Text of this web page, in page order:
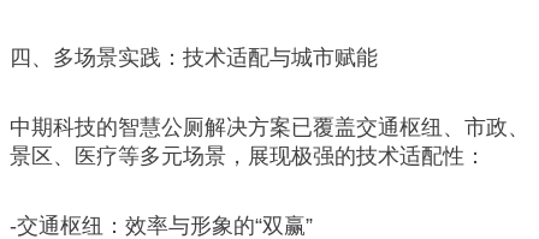
四、多场景实践：技术适配与城市赋能
中期科技的智慧公厕解决方案已覆盖交通枢纽、市政、
景区、医疗等多元场景，展现极强的技术适配性：
-交通枢纽：效率与形象的“双赢”